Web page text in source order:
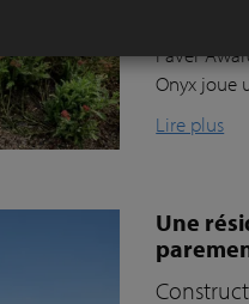
Le jardin
Paver
Onyx joue
Lire plus
Une